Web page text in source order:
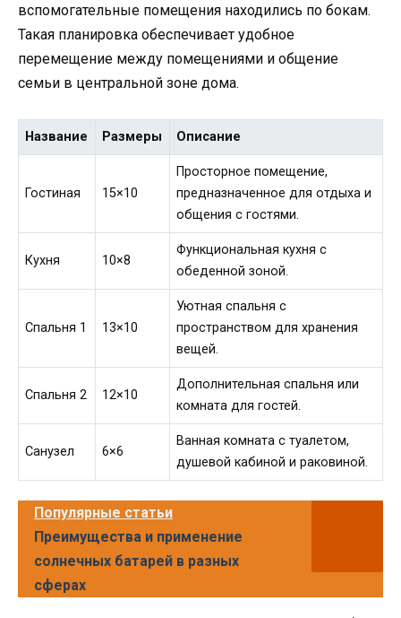
вспомогательные помещения находились по бокам.
Такая планировка обеспечивает удобное
перемещение между помещениями и общение
семьи в центральной зоне дома.
Название Размеры Описание
Гостиная 15×10
Просторное помещение,
предназначенное для отдыха и
общения с гостями.
Кухня 10×8
Функциональная кухня с
обеденной зоной.
Спальня 1 13×10
Уютная спальня с
пространством для хранения
вещей.
Спальня 2 12×10
Дополнительная спальня или
комната для гостей.
Санузел 6×6
Ванная комната с туалетом,
душевой кабиной и раковиной.
Популярные статьи
Преимущества и применение
солнечных батарей в разных
сферах